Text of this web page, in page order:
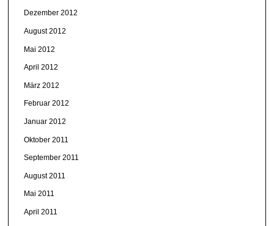
Dezember 2012
August 2012
Mai 2012
April 2012
März 2012
Februar 2012
Januar 2012
Oktober 2011
September 2011
August 2011
Mai 2011
April 2011